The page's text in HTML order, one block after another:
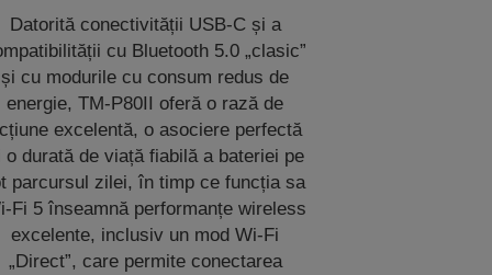
Datorită conectivității USB-C și a
cu Bluetooth 5.0 „clasic”
și cu modurile cu consum redus de
energie, TM-P80II oferă o rază de
excelentă, o asociere perfectă
o durată de viață fiabilă a bateriei pe
parcursul zilei, în timp ce funcția sa
Fi 5 înseamnă performanțe wireless
excelente, inclusiv un mod Wi-Fi
„Direct”, care permite conectarea